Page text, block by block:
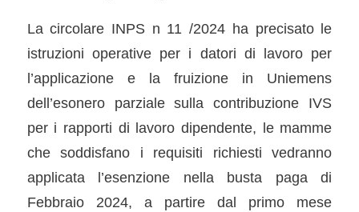
La circolare INPS n 11 /2024 ha precisato le
istruzioni operative per i datori di lavoro per
l’applicazione e la fruizione in Uniemens
dell’esonero parziale sulla contribuzione IVS
per i rapporti di lavoro dipendente, le mamme
che soddisfano i requisiti richiesti vedranno
applicata l’esenzione nella busta paga di
Febbraio 2024, a partire dal primo mese